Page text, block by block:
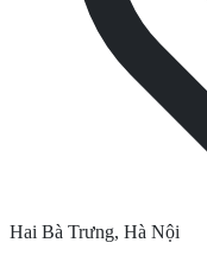
Hai Bà Trưng, Hà Nội